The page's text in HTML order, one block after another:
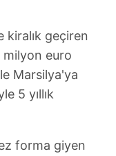
geçiren
milyon euro
Marsilya'ya
5 yıllık
forma giyen